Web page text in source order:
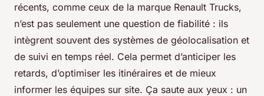
récents, comme ceux de la marque Renault Trucks,
n’est pas seulement une question de fiabilité : ils
intègrent souvent des systèmes de géolocalisation et
de suivi en temps réel. Cela permet d’anticiper les
retards, d’optimiser les itinéraires et de mieux
informer les équipes sur site. Ça saute aux yeux : un